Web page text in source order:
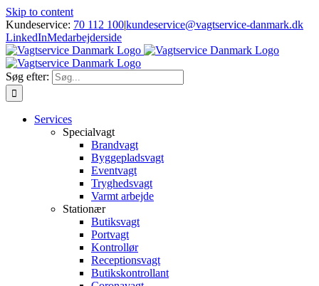
Skip to content
Kundeservice: 70 112 100|kundeservice@vagtservice-danmark.dk
LinkedInMedarbejderside
Søg efter:
Services
Specialvagt
Brandvagt
Byggepladsvagt
Eventvagt
Tryghedsvagt
Varmt arbejde
Stationær
Butiksvagt
Portvagt
Kontrollør
Receptionsvagt
Butikskontrollant